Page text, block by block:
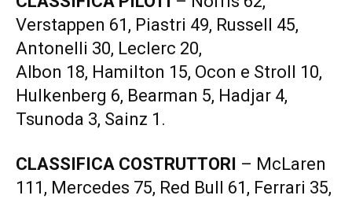
Verstappen 61, Piastri 49, Russell 45,
Antonelli 30, Leclerc 20,
Albon 18, Hamilton 15, Ocon e Stroll 10,
Hulkenberg 6, Bearman 5, Hadjar 4,
Tsunoda 3, Sainz 1.
CLASSIFICA COSTRUTTORI – McLaren
111, Mercedes 75, Red Bull 61, Ferrari 35,